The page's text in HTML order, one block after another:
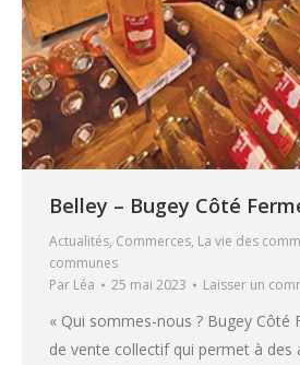
Belley – Bugey Côté
Actualités, Commerces, La vie des
communes
Par Léa 25 mai 2023 Laisser un
« Qui sommes-nous ? Bugey Côté
de vente collectif qui permet à des